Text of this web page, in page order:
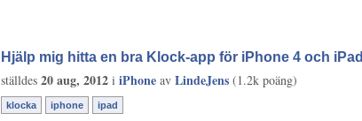
Hjälp mig hitta en bra Klock-app för iPhone 4 och iPad
ställdes 20 aug, 2012 i iPhone av LindeJens (1.2k poäng)
klocka iphone ipad